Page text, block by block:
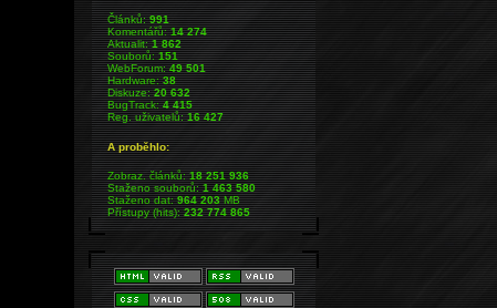
Článků:991
Komentářů:14 274
Aktualit:1 862
Souborů:151
WebForum:49 501
Hardware:38
Diskuze:20 632
BugTrack:4 415
Reg. uživatelů:16 427
A proběhlo:
Zobraz. článků:18 251 936
Staženo souborů:1 463 580
Staženo dat:964 203MB
Přístupy (hits):232 774 865